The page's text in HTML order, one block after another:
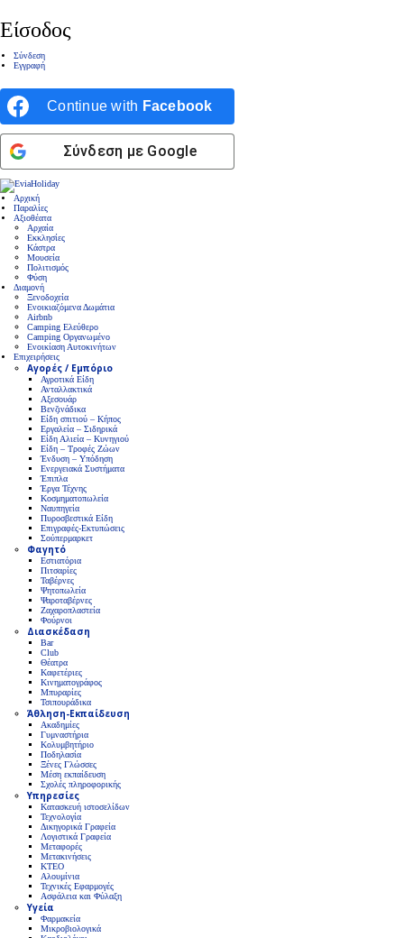
Είσοδος
Σύνδεση
Εγγραφή
Continue with Facebook
Σύνδεση με Google
Αρχική
Παραλίες
Αξιοθέατα
Αρχαία
Εκκλησίες
Κάστρα
Μουσεία
Πολιτισμός
Φύση
Διαμονή
Ξενοδοχεία
Ενοικιαζόμενα Δωμάτια
Airbnb
Camping Ελεύθερο
Camping Οργανωμένο
Ενοικίαση Αυτοκινήτων
Επιχειρήσεις
Αγορές / Εμπόριο
Αγροτικά Είδη
Ανταλλακτικά
Αξεσουάρ
Βενζινάδικα
Είδη σπιτιού – Κήπος
Εργαλεία – Σιδηρικά
Είδη Αλιεία – Κυνηγιού
Είδη – Τροφές Ζώων
Ένδυση – Υπόδηση
Ενεργειακά Συστήματα
Έπιπλα
Έργα Τέχνης
Κοσμηματοπωλεία
Ναυπηγεία
Πυροσβεστικά Είδη
Επιγραφές-Εκτυπώσεις
Σούπερμαρκετ
Φαγητό
Εστιατόρια
Πιτσαρίες
Ταβέρνες
Ψητοπωλεία
Ψαροταβέρνες
Ζαχαροπλαστεία
Φούρνοι
Διασκέδαση
Bar
Club
Θέατρα
Καφετέριες
Κινηματογράφος
Μπυραρίες
Τσιπουράδικα
Άθληση-Εκπαίδευση
Ακαδημίες
Γυμναστήρια
Κολυμβητήριο
Ποδηλασία
Ξένες Γλώσσες
Μέση εκπαίδευση
Σχολές πληροφορικής
Υπηρεσίες
Κατασκευή ιστοσελίδων
Τεχνολογία
Δικηγορικά Γραφεία
Λογιστικά Γραφεία
Μεταφορές
Μετακινήσεις
ΚΤΕΟ
Αλουμίνια
Τεχνικές Εφαρμογές
Ασφάλεια και Φύλαξη
Υγεία
Φαρμακεία
Μικροβιολογικά